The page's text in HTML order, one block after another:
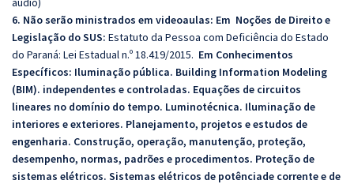
6. Não serão ministrados em videoaulas: Em Noções de Direito e
Legislação do SUS: Estatuto da Pessoa com Deficiência do Estado
do Paraná: Lei Estadual n.º 18.419/2015. Em Conhecimentos
Específicos: Iluminação pública. Building Information Modeling
(BIM). independentes e controladas. Equações de circuitos
lineares no domínio do tempo. Luminotécnica. Iluminação de
interiores e exteriores. Planejamento, projetos e estudos de
engenharia. Construção, operação, manutenção, proteção,
desempenho, normas, padrões e procedimentos. Proteção de
sistemas elétricos. Sistemas elétricos de potênciade corrente e de